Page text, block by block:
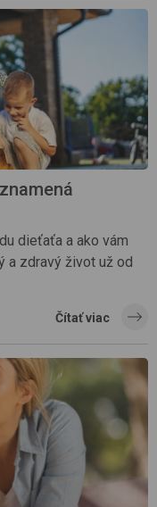
dieťaťa a ako vám
a zdravý život už od
Čítať viac